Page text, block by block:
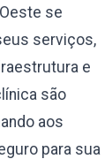
se
serviços,
e
são
aos
para sua